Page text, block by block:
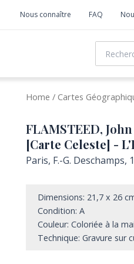
Nous connaître FAQ
Home / Cartes
FLAMSTEED,
[Carte Celeste] -
Paris, F.-G. Deschamps,
Dimensions: 21,7 x 26
Condition: A
Couleur: Coloriée à la
Technique: Gravure sur